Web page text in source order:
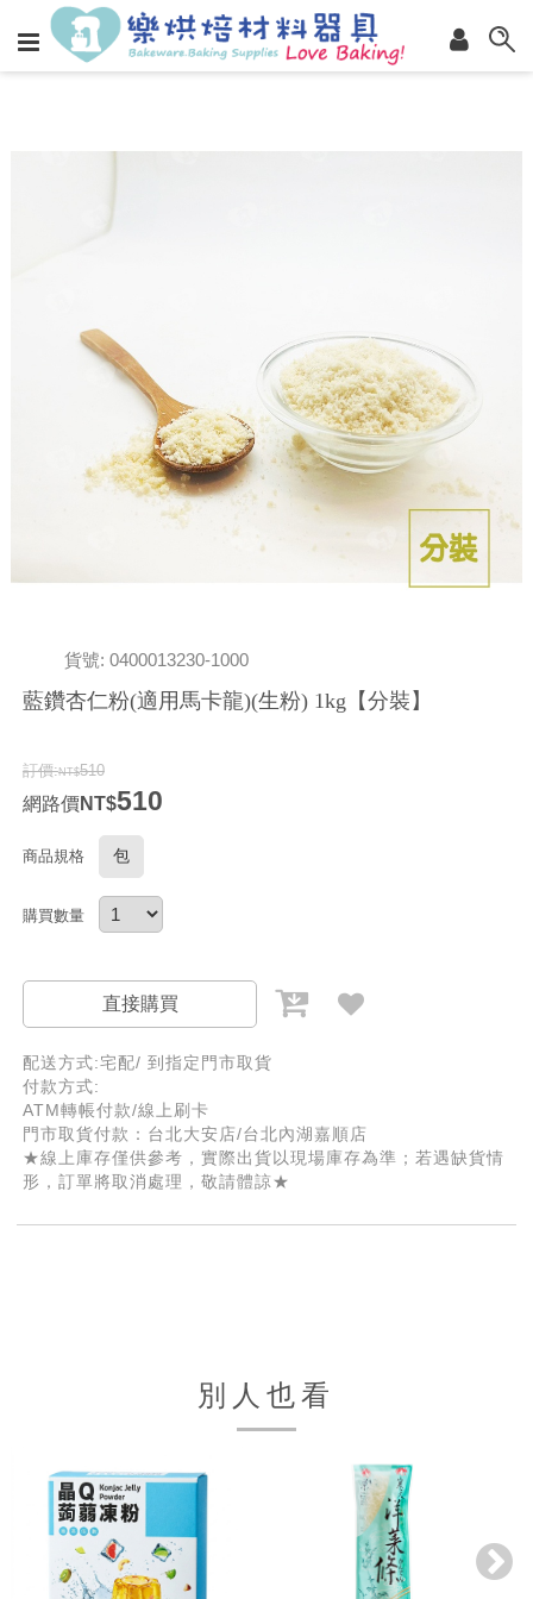
貨號: 0400013230-1000
藍鑽杏仁粉(適用馬卡龍)(生粉) 1kg【分裝】
訂價: 510
網路價 510
商品規格 包
購買數量
直接購買
配送方式:宅配/ 到指定門市取貨
付款方式:
ATM轉帳付款/線上刷卡
門市取貨付款：台北大安店/台北內湖嘉順店
★線上庫存僅供參考，實際出貨以現場庫存為準；若遇缺貨情
形，訂單將取消處理，敬請體諒★
別人也看